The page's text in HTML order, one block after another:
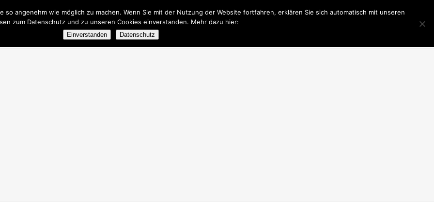
SPONSOR WERDEN
DER E.V. NEUIGKEITEN AKTIVITÄTEN
so angenehm wie möglich zu machen. Wenn Sie mit der Nutzung der Website fortfahren, erklären Sie sich automatisch mit unseren
zum Datenschutz und zu unseren Cookies einverstanden. Mehr dazu hier:
Einverstanden Datenschutz